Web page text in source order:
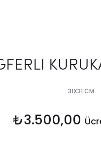
31X31 CM
₺3.500,00